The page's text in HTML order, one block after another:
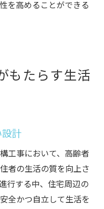
を高めることができる
もたらす生活
計
工事において、高齢者
者の生活の質を向上さ
行する中、住宅周辺の
全かつ自立して生活を